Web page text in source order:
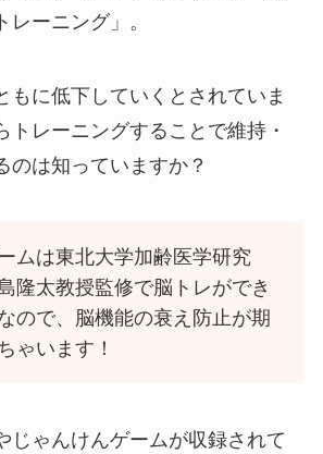
レーニング」。
もに低下していくとされていま
トレーニングすることで維持・
のは知っていますか？
ムは東北大学加齢医学研究
隆太教授監修で脳トレができ
ので、脳機能の衰え防止が期
ゃいます！
じゃんけんゲームが収録されて